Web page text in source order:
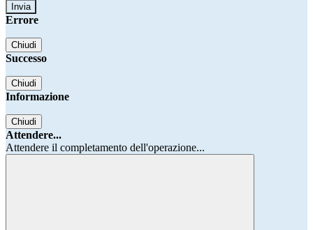
Errore
Chiudi
Successo
Chiudi
Informazione
Chiudi
Attendere...
Attendere il completamento dell'operazione...